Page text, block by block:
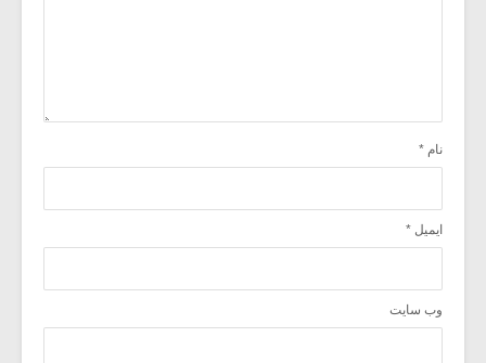
نام *
ایمیل *
وب‌ سایت